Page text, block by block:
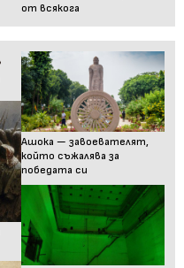
от всякога
Ашока — завоевателят,
който съжалява за
победата си